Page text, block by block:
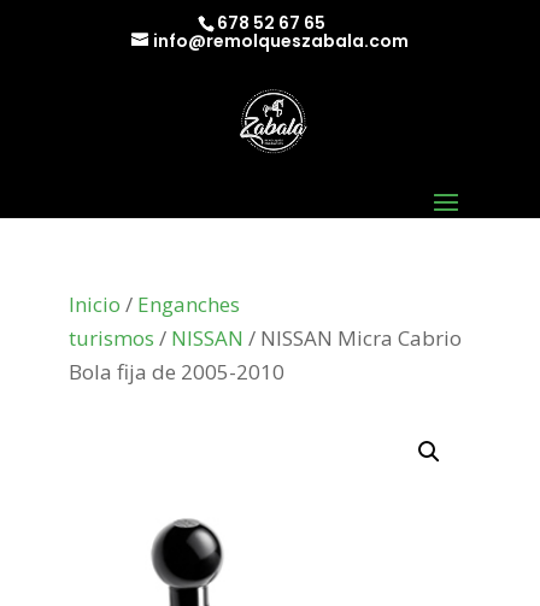
678 52 67 65
info@remolqueszabala.com
Inicio / Enganches
turismos / NISSAN / NISSAN Micra Cabrio
Bola fija de 2005-2010